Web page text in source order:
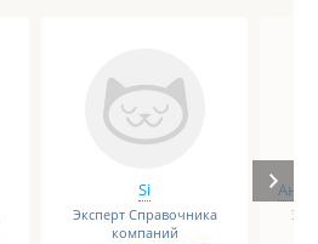
Si
Эксперт Справочника
компаний